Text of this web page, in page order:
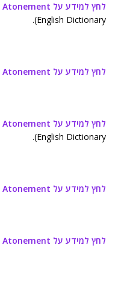
לחץ למידע על Atonement
English Dictionary).
לחץ למידע על Atonement
לחץ למידע על Atonement
English Dictionary).
לחץ למידע על Atonement
לחץ למידע על Atonement